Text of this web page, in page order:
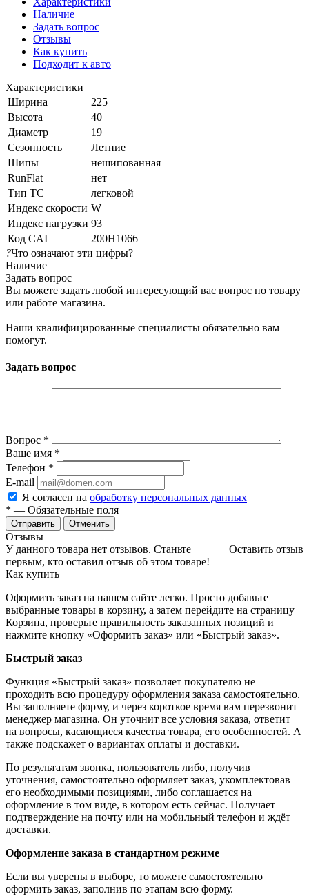
Наличие
Задать вопрос
Отзывы
Как купить
Подходит к авто
Характеристики
Ширина
225
Высота
40
Диаметр
19
Сезонность
Летние
Шипы
нешипованная
RunFlat
нет
Тип ТС
легковой
Индекс скорости W
Индекс нагрузки 93
Код CAI
200H1066
?Что означают эти цифры?
Наличие
Задать вопрос
Вы можете задать любой интересующий вас вопрос по товару
или работе магазина.
Наши квалифицированные специалисты обязательно вам
помогут.
Задать вопрос
Вопрос *
Ваше имя *
Телефон *
E-mail
Я согласен на обработку персональных данных
* — Обязательные поля
Отменить
Отзывы
Оставить отзыв
У данного товара нет отзывов. Станьте
первым, кто оставил отзыв об этом товаре!
Как купить
Оформить заказ на нашем сайте легко. Просто добавьте
выбранные товары в корзину, а затем перейдите на страницу
Корзина, проверьте правильность заказанных позиций и
нажмите кнопку «Оформить заказ» или «Быстрый заказ».
Быстрый заказ
Функция «Быстрый заказ» позволяет покупателю не
проходить всю процедуру оформления заказа самостоятельно.
Вы заполняете форму, и через короткое время вам перезвонит
менеджер магазина. Он уточнит все условия заказа, ответит
на вопросы, касающиеся качества товара, его особенностей. А
также подскажет о вариантах оплаты и доставки.
По результатам звонка, пользователь либо, получив
уточнения, самостоятельно оформляет заказ, укомплектовав
его необходимыми позициями, либо соглашается на
оформление в том виде, в котором есть сейчас. Получает
подтверждение на почту или на мобильный телефон и ждёт
доставки.
Оформление заказа в стандартном режиме
Если вы уверены в выборе, то можете самостоятельно
оформить заказ, заполнив по этапам всю форму.